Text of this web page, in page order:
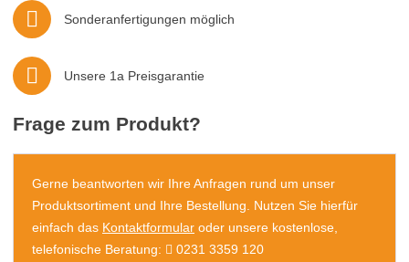
Sonderanfertigungen möglich
Unsere 1a Preisgarantie
Frage zum Produkt?
Gerne beantworten wir Ihre Anfragen rund um unser
Produktsortiment und Ihre Bestellung. Nutzen Sie hierfür
einfach das Kontaktformular oder unsere kostenlose,
telefonische Beratung:
0231 3359 120